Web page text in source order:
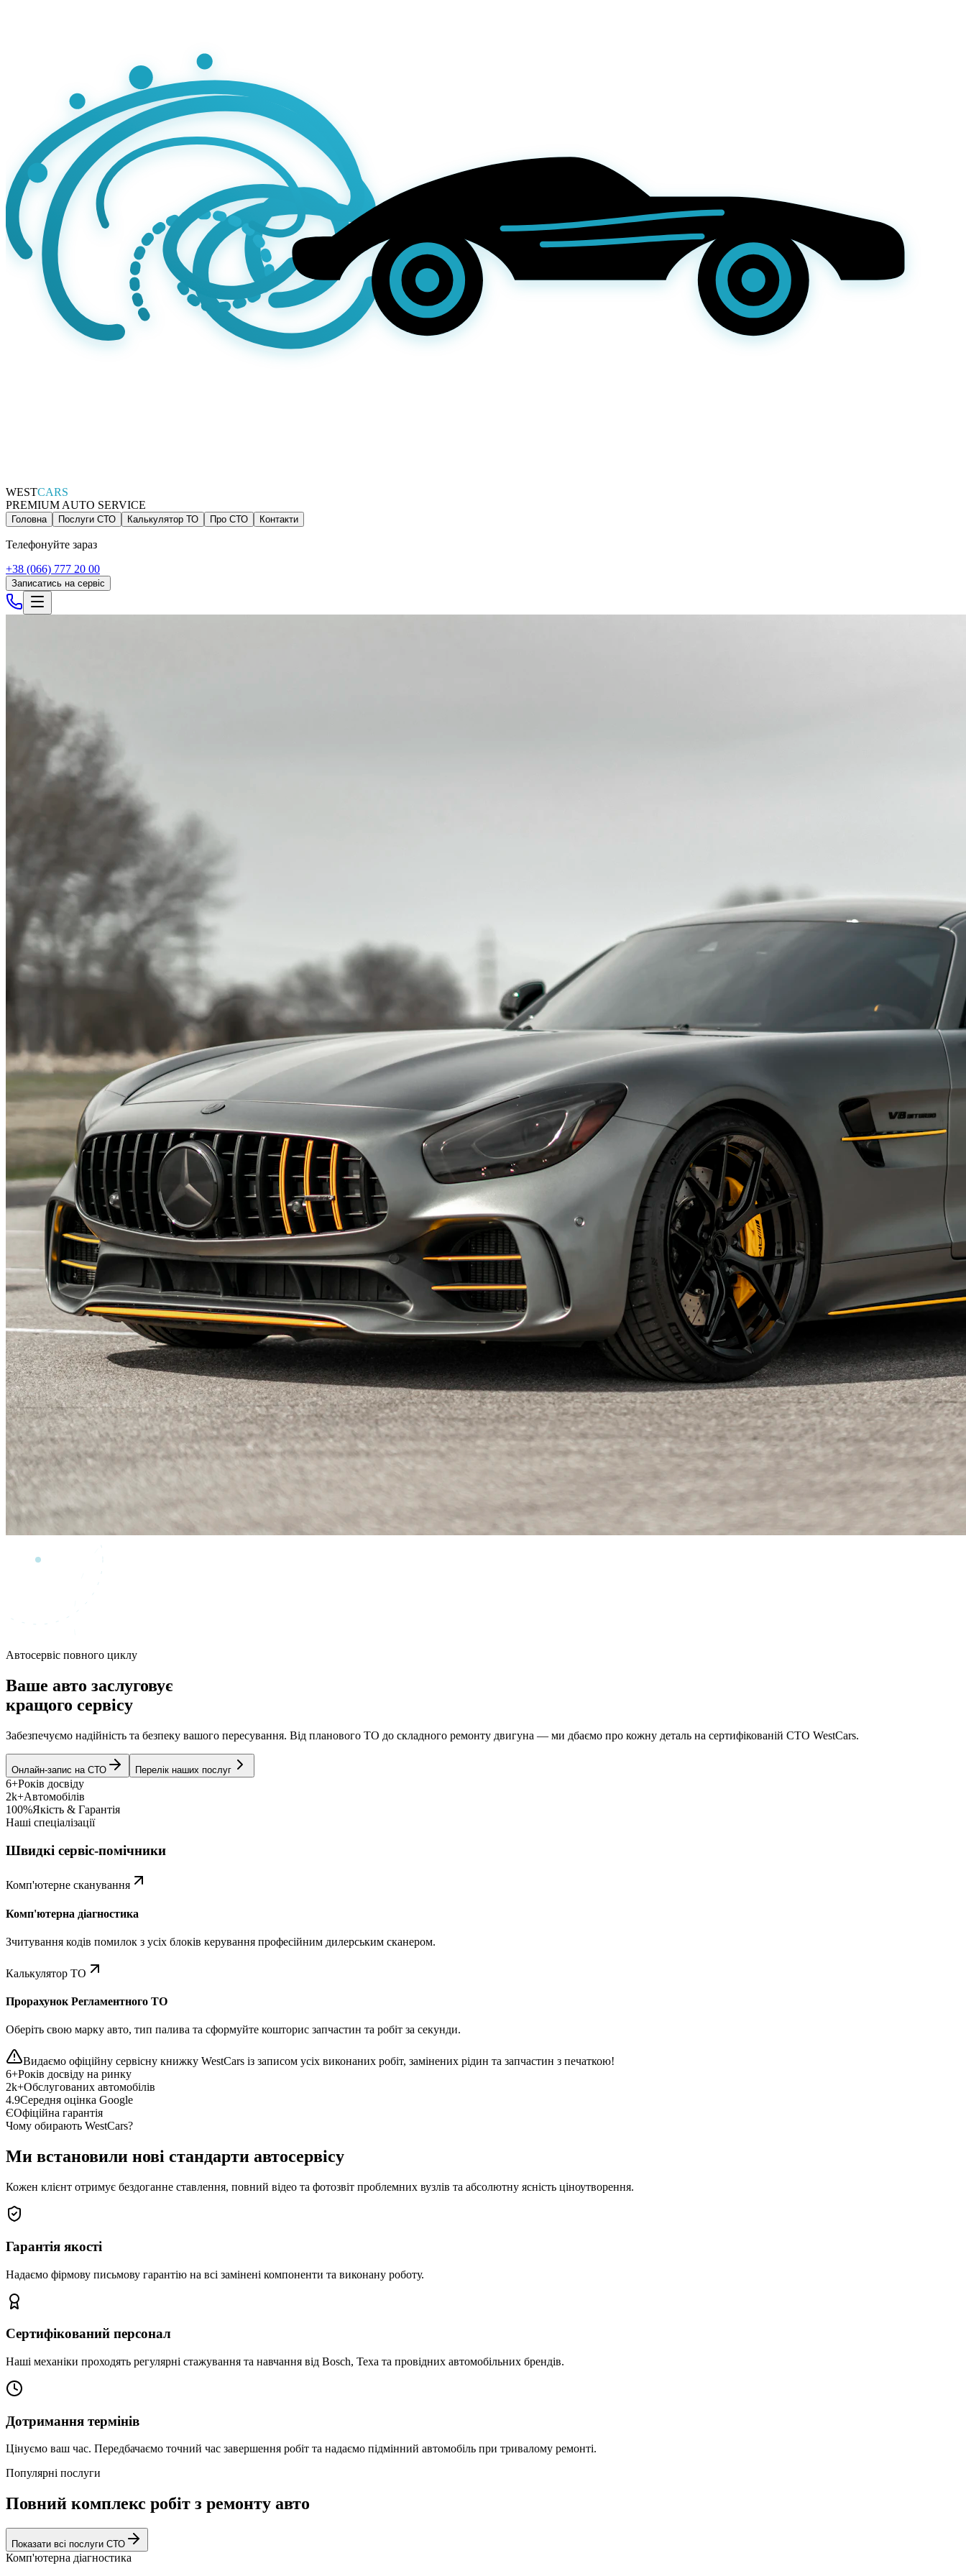
WESTCARS
PREMIUM AUTO SERVICE
Головна Послуги СТО Калькулятор ТО Про СТО Контакти
Телефонуйте зараз
+38 (066) 777 20 00
Записатись на сервіс
Автосервіс повного циклу
Ваше авто заслуговує
кращого сервісу
Забезпечуємо надійність та безпеку вашого пересування. Від планового ТО до складного ремонту двигуна — ми дбаємо про кожну деталь на сертифікованій СТО WestCars.
Онлайн-запис на СТО Перелік наших послуг
6+Років досвіду
2k+Автомобілів
100%Якість & Гарантія
Наші спеціалізації
Швидкі сервіс-помічники
Комп'ютерне сканування
Комп'ютерна діагностика
Зчитування кодів помилок з усіх блоків керування професійним дилерським сканером.
Калькулятор ТО
Прорахунок Регламентного ТО
Оберіть свою марку авто, тип палива та сформуйте кошторис запчастин та робіт за секунди.
Видаємо офіційну сервісну книжку WestCars із записом усіх виконаних робіт, замінених рідин та запчастин з печаткою!
6+Років досвіду на ринку
2k+Обслугованих автомобілів
4.9Середня оцінка Google
ЄОфіційна гарантія
Чому обирають WestCars?
Ми встановили нові стандарти автосервісу
Кожен клієнт отримує бездоганне ставлення, повний відео та фотозвіт проблемних вузлів та абсолютну ясність ціноутворення.
Гарантія якості
Надаємо фірмову письмову гарантію на всі замінені компоненти та виконану роботу.
Сертифікований персонал
Наші механіки проходять регулярні стажування та навчання від Bosch, Texa та провідних автомобільних брендів.
Дотримання термінів
Цінуємо ваш час. Передбачаємо точний час завершення робіт та надаємо підмінний автомобіль при тривалому ремонті.
Популярні послуги
Повний комплекс робіт з ремонту авто
Показати всі послуги СТО
Комп'ютерна діагностика